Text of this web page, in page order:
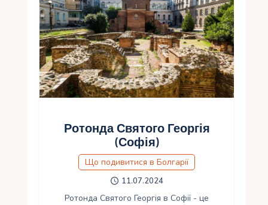
Ротонда Святого Георгія
(Софія)
Що подивитися в Болгарії
11.07.2024
Ротонда Святого Георгія в Софії - це